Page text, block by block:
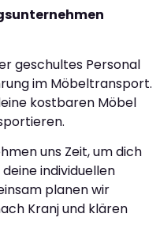
geschultes Personal
im Möbeltransport.
kostbaren Möbel
uns Zeit, um dich
individuellen
planen wir
Kranj und klären